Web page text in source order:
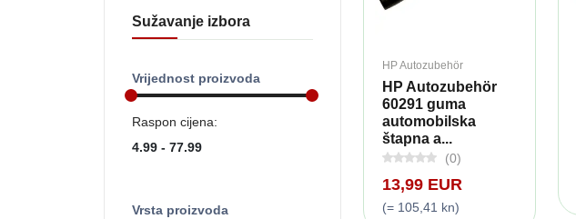
HP Autozubehör
HP Autozubehör
60291 guma
automobilska
štapna a...
(0)
13,99 EUR
(= 105,41 kn)
Sužavanje izbora
Vrijednost proizvoda
Raspon cijena:
Vrsta proizvoda